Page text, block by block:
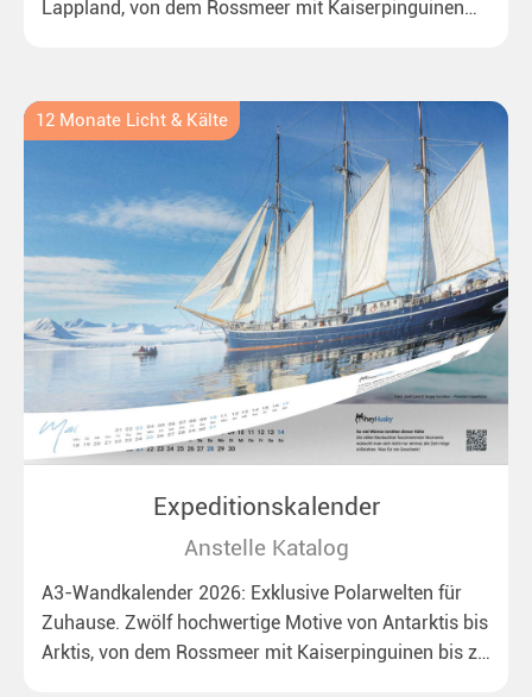
Lappland, von dem Rossmeer mit Kaiserpinguinen
12 Monate Licht & Kälte
Expeditionskalender
Anstelle Katalog
A3-Wandkalender 2026: Exklusive Polarwelten für
Zuhause. Zwölf hochwertige Motive von Antarktis bis
Arktis, von dem Rossmeer mit Kaiserpinguinen bis zu